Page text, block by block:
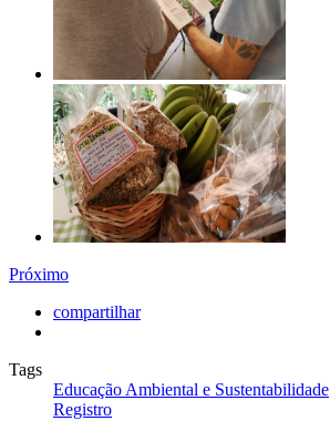
Próximo
compartilhar
Tags
Educação Ambiental e Sustentabilidade
Registro